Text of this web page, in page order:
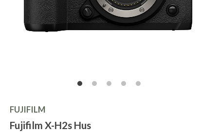
FUJIFILM
Fujifilm X-H2s Hus